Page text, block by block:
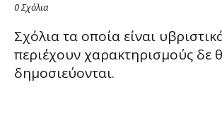
0 Σχόλια
Σχόλια τα οποία είναι
περιέχουν χαρακτηρισμούς δε
δημοσιεύονται.